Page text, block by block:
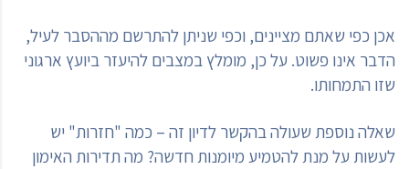
אכן כפי שאתם מציינים, וכפי שניתן להתרשם מההסבר לעיל,
הדבר אינו פשוט. על כן, מומלץ במצבים להיעזר ביועץ ארגוני
שזו התמחותו.
שאלה נוספת שעולה בהקשר לדיון זה – כמה "חזרות" יש
לעשות על מנת להטמיע מיומנות חדשה? מה תדירות האימון